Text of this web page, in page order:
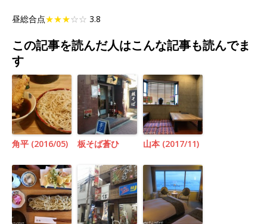
昼総合点★★★☆☆ 3.8
この記事を読んだ人はこんな記事も読んでま
す
角平 (2016/05) 板そば蒼ひ 山本 (2017/11)